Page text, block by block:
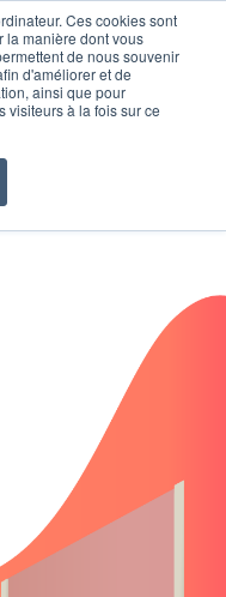
Ces cookies sont
la manière dont vous
de nous souvenir
d'améliorer et de
ainsi que pour
visiteurs à la fois sur ce